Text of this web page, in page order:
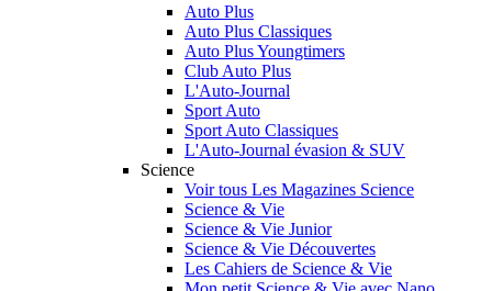
Auto Plus
Auto Plus Classiques
Auto Plus Youngtimers
Club Auto Plus
L'Auto-Journal
Sport Auto
Sport Auto Classiques
L'Auto-Journal évasion & SUV
Science
Voir tous Les Magazines Science
Science & Vie
Science & Vie Junior
Science & Vie Découvertes
Les Cahiers de Science & Vie